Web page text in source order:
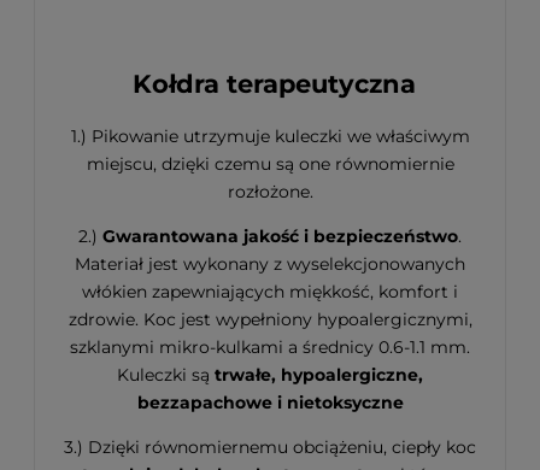
Kołdra terapeutyczna
1.) Pikowanie utrzymuje kuleczki we właściwym
miejscu, dzięki czemu są one równomiernie
rozłożone.
2.) Gwarantowana jakość i bezpieczeństwo.
Materiał jest wykonany z wyselekcjonowanych
włókien zapewniających miękkość, komfort i
zdrowie. Koc jest wypełniony hypoalergicznymi,
szklanymi mikro-kulkami a średnicy 0.6-1.1 mm.
Kuleczki są trwałe, hypoalergiczne,
bezzapachowe i nietoksyczne
3.) Dzięki równomiernemu obciążeniu, ciepły koc